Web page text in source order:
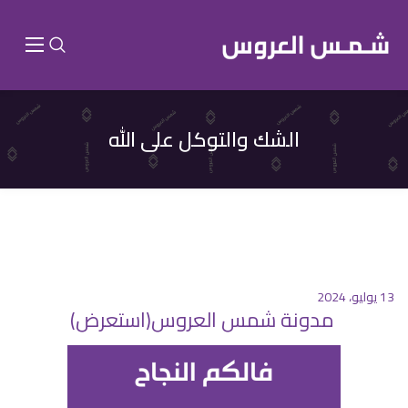
الشك والتوكل على الله
13 يوليو، 2024
مدونة شمس العروس(استعرض)